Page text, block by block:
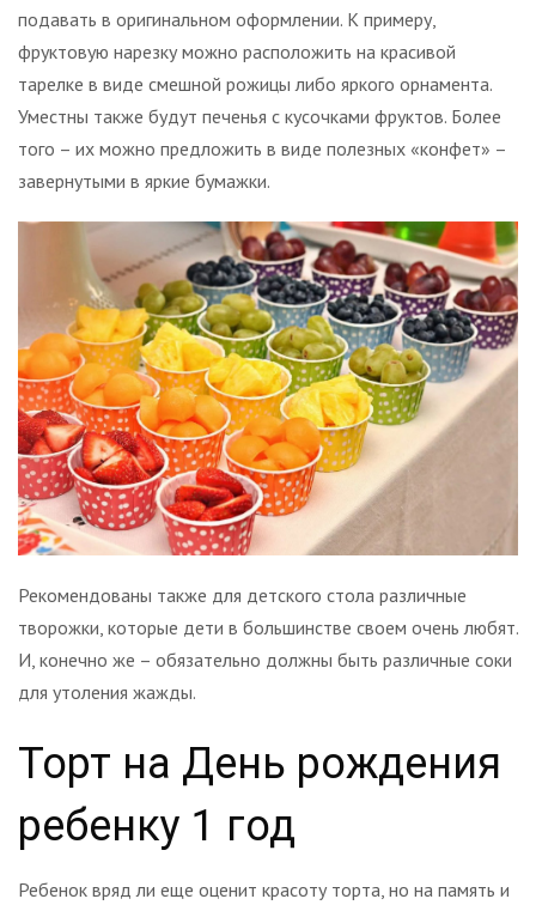
подавать в оригинальном оформлении. К примеру,
фруктовую нарезку можно расположить на красивой
тарелке в виде смешной рожицы либо яркого орнамента.
Уместны также будут печенья с кусочками фруктов. Более
того – их можно предложить в виде полезных «конфет» –
завернутыми в яркие бумажки.
Рекомендованы также для детского стола различные
творожки, которые дети в большинстве своем очень любят.
И, конечно же – обязательно должны быть различные соки
для утоления жажды.
Торт на День рождения
ребенку 1 год
Ребенок вряд ли еще оценит красоту торта, но на память и